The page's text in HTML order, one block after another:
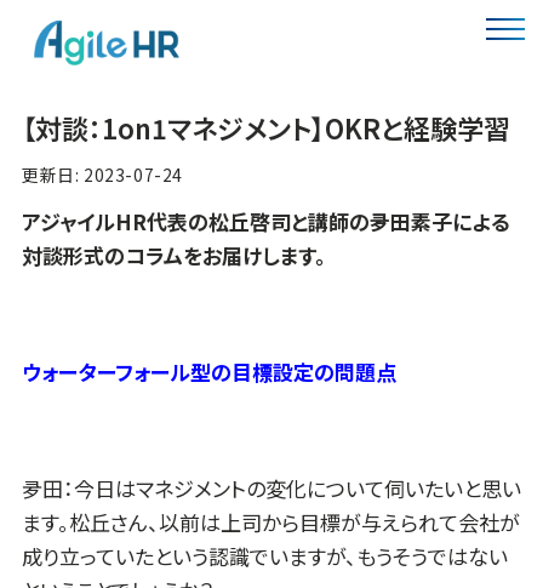
【対談：1on1マネジメント】OKRと経験学習
更新日: 2023-07-24
アジャイルHR代表の松丘啓司と講師の夛田素子による
対談形式のコラムをお届けします。
ウォーターフォール型の目標設定の問題点
夛田：今日はマネジメントの変化について伺いたいと思い
ます。松丘さん、以前は上司から目標が与えられて会社が
成り立っていたという認識でいますが、もうそうではない